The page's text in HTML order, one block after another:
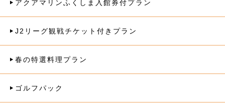
アクアマリンふくしま入館券付プラン
J2リーグ観戦チケット付きプラン
春の特選料理プラン
ゴルフパック